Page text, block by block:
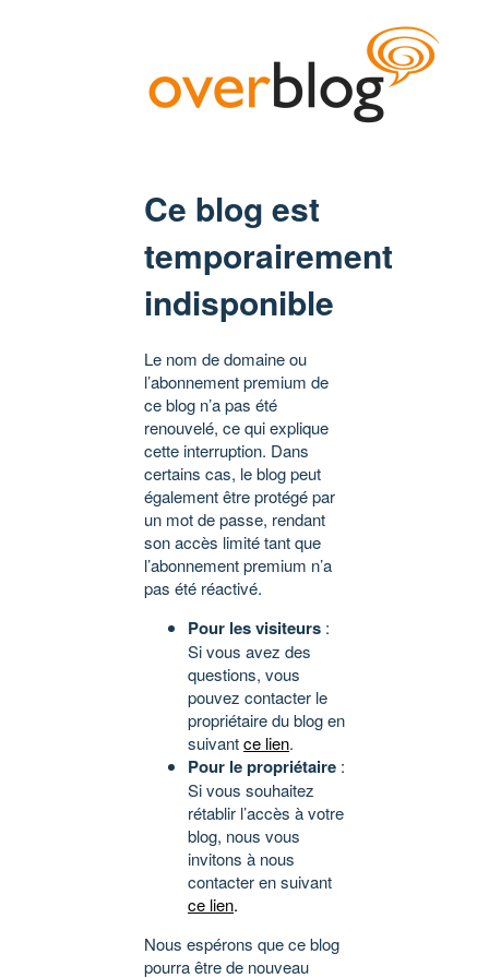
Ce blog est
temporairement
indisponible
Le nom de domaine ou
l’abonnement premium de
ce blog n’a pas été
renouvelé, ce qui explique
cette interruption. Dans
certains cas, le blog peut
également être protégé par
un mot de passe, rendant
son accès limité tant que
l’abonnement premium n’a
pas été réactivé.
Pour les visiteurs :
Si vous avez des
questions, vous
pouvez contacter le
propriétaire du blog en
suivantce lien.
Pour le propriétaire :
Si vous souhaitez
rétablir l’accès à votre
blog, nous vous
invitons à nous
contacter en suivant
ce lien.
Nous espérons que ce blog
pourra être de nouveau